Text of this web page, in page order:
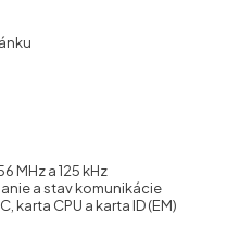
MHz a 125 kHz
a stav komunikácie
karta CPU a karta ID (EM)